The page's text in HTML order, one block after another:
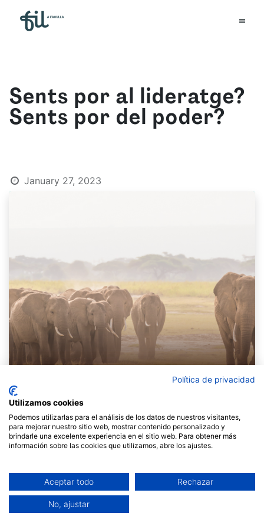
Sents por al lideratge?
Sents por del poder?
January 27, 2023
Sabíeu que en els grups d’elefants l’organització és
matriarcal?I que són les femelles més ancianes les
que lideren al ramat ? Són els anys d’experiència
exteriors (perquè saben quan cal fugir o atacar) i, fins
i tot, per resoldre els conflictes que sorgeixin dins de la
mateixa comunitat.
Política de privacidad
Utilizamos cookies
Podemos utilizarlas para el análisis de los datos de nuestros visitantes,
para mejorar nuestro sitio web, mostrar contenido personalizado y
brindarle una excelente experiencia en el sitio web. Para obtener más
información sobre las cookies que utilizamos, abre los ajustes.
Aceptar todo Rechazar
No, ajustar